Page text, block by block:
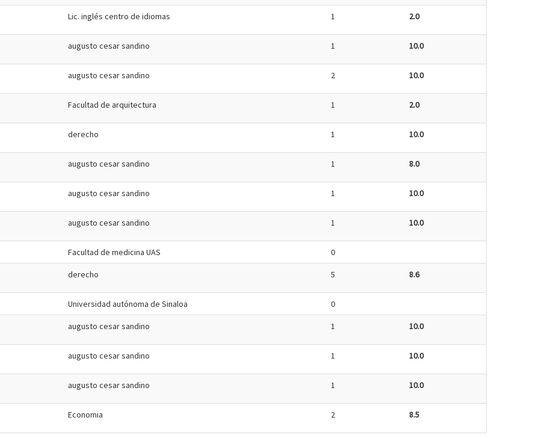
Lic. inglés centro de idiomas 1 2.0
augusto cesar sandino 1 10.0
augusto cesar sandino 2 10.0
Facultad de arquitectura 1 2.0
derecho 1 10.0
augusto cesar sandino 1 8.0
augusto cesar sandino 1 10.0
augusto cesar sandino 1 10.0
Facultad de medicina UAS 0
derecho 5 8.6
Universidad autónoma de Sinaloa 0
augusto cesar sandino 1 10.0
augusto cesar sandino 1 10.0
augusto cesar sandino 1 10.0
Economia 2 8.5